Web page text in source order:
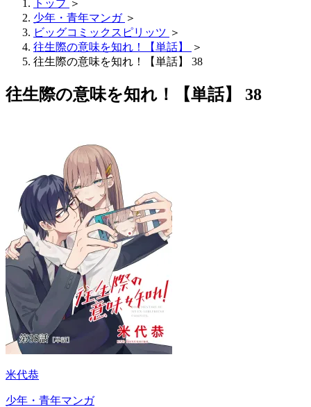
トップ ＞
少年・青年マンガ ＞
ビッグコミックスピリッツ ＞
往生際の意味を知れ！【単話】
＞
往生際の意味を知れ！【単話】 38
往生際の意味を知れ！【単話】 38
米代恭
少年・青年マンガ